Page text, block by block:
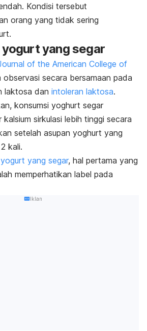
Kondisi tersebut
orang yang tidak sering
yogurt yang segar
of the American College of
observasi secara bersamaan pada
laktosa dan intoleran laktosa.
konsumsi yoghurt segar
sirkulasi lebih tinggi secara
setelah asupan yoghurt yang
kali.
yogurt yang segar, hal pertama yang
memperhatikan label pada
Iklan